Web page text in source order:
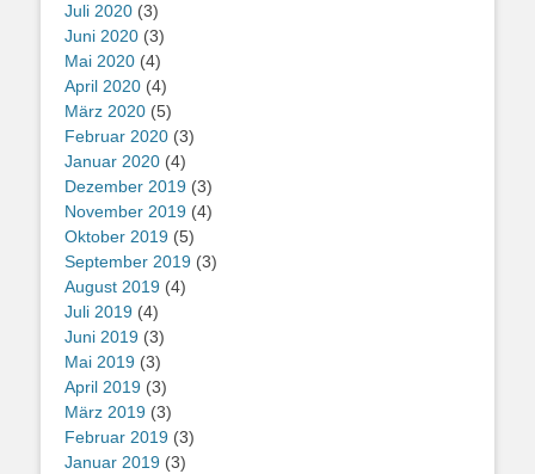
Juli 2020 (3)
Juni 2020 (3)
Mai 2020 (4)
April 2020 (4)
März 2020 (5)
Februar 2020 (3)
Januar 2020 (4)
Dezember 2019 (3)
November 2019 (4)
Oktober 2019 (5)
September 2019 (3)
August 2019 (4)
Juli 2019 (4)
Juni 2019 (3)
Mai 2019 (3)
April 2019 (3)
März 2019 (3)
Februar 2019 (3)
Januar 2019 (3)